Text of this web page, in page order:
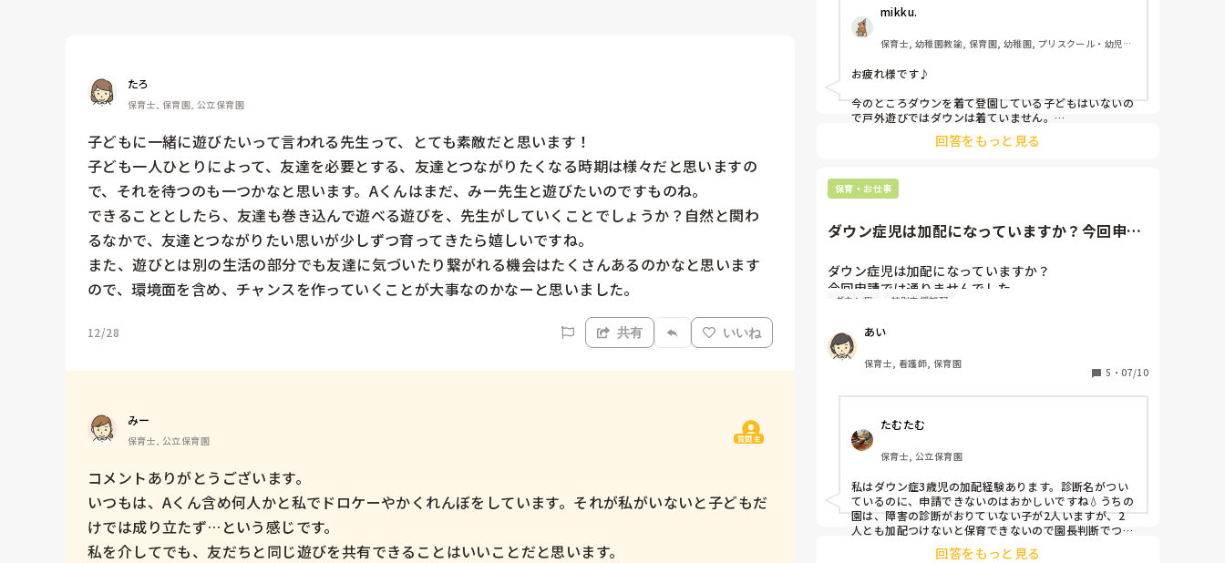
たろ
保育士, 保育園, 公立保育園
子どもに一緒に遊びたいって言われる先生って、とても素敵だと思います！
子ども一人ひとりによって、友達を必要とする、友達とつながりたくなる時期は様々だと思いますの
で、それを待つのも一つかなと思います。Aくんはまだ、みー先生と遊びたいのですものね。
できることとしたら、友達も巻き込んで遊べる遊びを、先生がしていくことでしょうか？自然と関わ
るなかで、友達とつながりたい思いが少しずつ育ってきたら嬉しいですね。
また、遊びとは別の生活の部分でも友達に気づいたり繋がれる機会はたくさんあるのかなと思います
ので、環境面を含め、チャンスを作っていくことが大事なのかなーと思いました。
12/28 共有 いいね
みー
保育士, 公立保育園 質問主
コメントありがとうございます。
いつもは、Aくん含め何人かと私でドロケーやかくれんぼをしています。それが私がいないと子どもだ
けでは成り立たず…という感じです。
私を介してでも、友だちと同じ遊びを共有できることはいいことだと思います。
mikku.
保育士, 幼稚園教諭, 保育園, 幼稚園, プリスクール・幼児教
お疲れ様です♪
今のところダウンを着て登園している子どもはいないの
で戸外遊びではダウンは着ていません。
ファーベストやフリース、ブルゾンなど軽めのライトア
自着用するように声かけしています。（幼稚園年長児）
いないこともあります♪
少しずつ寒くなってきたので衣服の調整には充分に配慮
していきたいですね＾＾
回答をもっと見る
保育・お仕事
ダウン症児は加配になっていますか？今回申請
ダウン症児は加配になっていますか？
今回申請では通りませんでした。
年齢や障がいの程度にもよるのですが、皆さんのとこ
ダウン症 特別支援加配
あい
保育士, 看護師, 保育園
5 ・ 07/10
たむたむ
保育士, 公立保育園
私はダウン症3歳児の加配経験あります。診断名がつい
ているのに、申請できないのはおかしいですね💧うちの
園は、障害の診断がおりていない子が2人いますが、2
人とも加配つけないと保育できないので園長判断でつい
回答をもっと見る